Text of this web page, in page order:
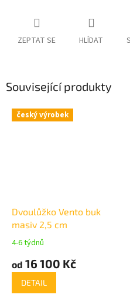
ZEPTAT SE HLÍDAT
Související produkty
český výrobek
Dvoulůžko Vento buk
masiv 2,5 cm
Průměrné
produktu
4-6 týdnů
od 16 100 Kč
DETAIL